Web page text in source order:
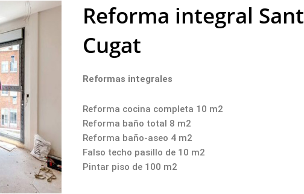
Reforma integral Sant
Cugat
Reformas integrales
Reforma cocina completa 10 m2
Reforma baño total 8 m2
Reforma baño-aseo 4 m2
Falso techo pasillo de 10 m2
Pintar piso de 100 m2